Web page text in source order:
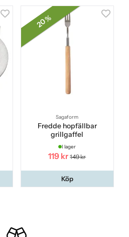
20 %
Sagaform
Fredde hopfällbar
grillgaffel
I lager
119 kr 149 kr
Köp